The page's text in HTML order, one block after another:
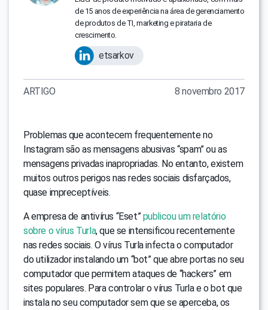
de 15 anos de experiência na área de gerenciamento
de produtos de TI, marketing e pirataria de
crescimento.
etsarkov
ARTIGO 8 novembro 2017
Problemas que acontecem frequentemente no
Instagram são as mensagens abusivas “spam” ou as
mensagens privadas inapropriadas. No entanto, existem
muitos outros perigos nas redes sociais disfarçados,
quase impreceptíveis.
A empresa de antivírus “Eset”publicou um relatório
sobre o vírus Turla, que se intensificou recentemente
nas redes sociais. O vírus Turla infecta o computador
do utilizador instalando um “bot” que abre portas no seu
computador que permitem ataques de “hackers” em
sites populares. Para controlar o vírus Turla e o bot que
instala no seu computador sem que se aperceba, os